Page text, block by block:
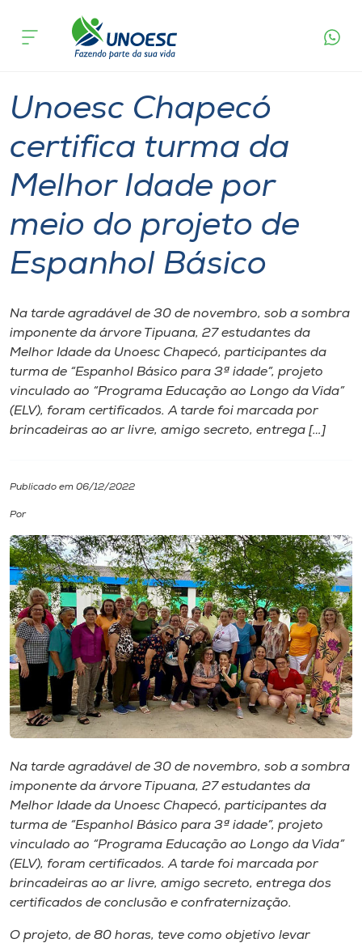
Cursos
Atendimento ao Estudante
Portal de Ensino
Internacionalização
I.nova
Cultura
CPA
Biblioteca
Editora
Rádio
Museu
Unoesc
Store
Selecione
acontece
Unoesc Chapecó
certifica turma da
Melhor Idade por
meio do projeto de
Espanhol Básico
Na tarde agradável de 30 de novembro, sob a sombra
imponente da árvore Tipuana, 27 estudantes da
Melhor Idade da Unoesc Chapecó, participantes da
turma de “Espanhol Básico para 3ª idade”, projeto
vinculado ao “Programa Educação ao Longo da Vida”
(ELV), foram certificados. A tarde foi marcada por
brincadeiras ao ar livre, amigo secreto, entrega […]
Publicado em 06/12/2022
Por
Na tarde agradável de 30 de novembro, sob a sombra
imponente da árvore Tipuana, 27 estudantes da
Melhor Idade da Unoesc Chapecó, participantes da
turma de “Espanhol Básico para 3ª idade”, projeto
vinculado ao “Programa Educação ao Longo da Vida”
(ELV), foram certificados. A tarde foi marcada por
brincadeiras ao ar livre, amigo secreto, entrega dos
certificados de conclusão e confraternização.
O projeto, de 80 horas, teve como objetivo levar